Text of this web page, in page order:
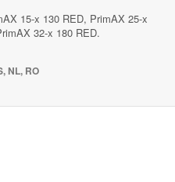
15-x 130 RED, PrimAX 25-x
32-x 180 RED.
NL, RO